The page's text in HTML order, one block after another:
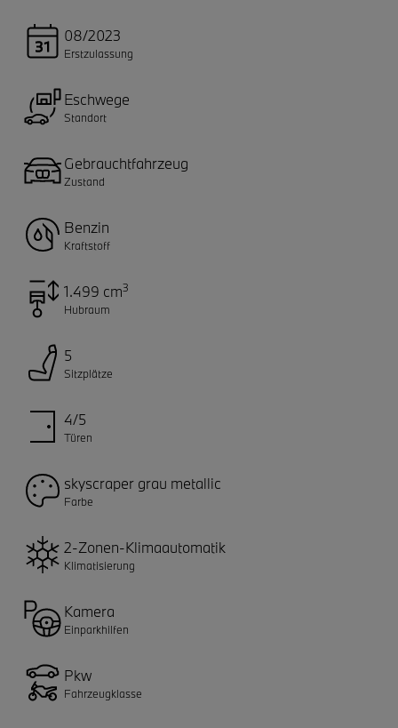
08/2023
Erstzulassung
Eschwege
Standort
Gebrauchtfahrzeug
Zustand
Benzin
Kraftstoff
1.499 cm3
Hubraum
5
Sitzplätze
4/5
Türen
skyscraper grau metallic
Farbe
2-Zonen-Klimaautomatik
Klimatisierung
Kamera
Einparkhilfen
Pkw
Fahrzeugklasse